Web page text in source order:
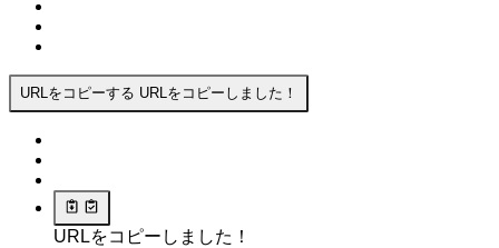
URLをコピーする URLをコピーしました！
URLをコピーしました！